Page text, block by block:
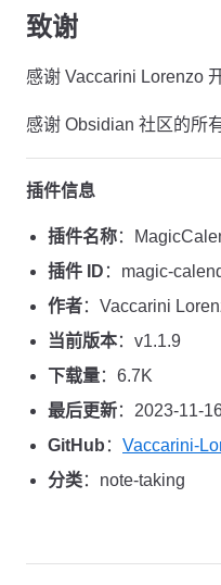
致谢
感谢 Vaccarini Lorenzo
感谢 Obsidian 社区的所
插件信息
插件名称：
插件 ID ：magic-
作者：Vaccarini
当前版本：v1.1.9
下载量：6.7K
最后更新：2023-11-
GitHub ： Vaccarini-
分类：note-taking